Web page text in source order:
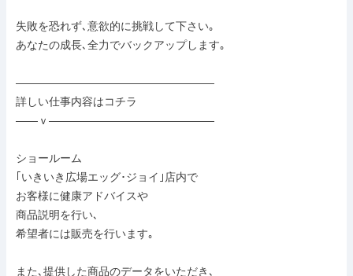
失敗を恐れず､意欲的に挑戦して下さい｡
あなたの成長､全力でバックアップします｡
――――――――――――――――――
詳しい仕事内容はコチラ
――ｖ―――――――――――――――
ショールーム
｢いきいき広場エッグ･ジョイ｣店内で
お客様に健康アドバイスや
商品説明を行い､
希望者には販売を行います｡
また､提供した商品のデータをいただき､